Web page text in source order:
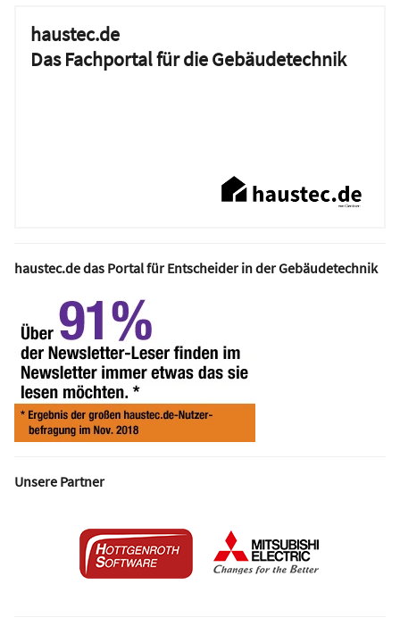
haustec.de
Das Fachportal für die Gebäudetechnik
haustec.de das Portal für Entscheider in der Gebäudetechnik
Unsere Partner